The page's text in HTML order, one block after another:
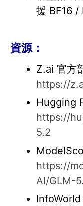
援 BF16 /
資源：
Z.ai 官方
https://
Hugging
https://
5.2
https://
AI/GLM-
InfoWorld